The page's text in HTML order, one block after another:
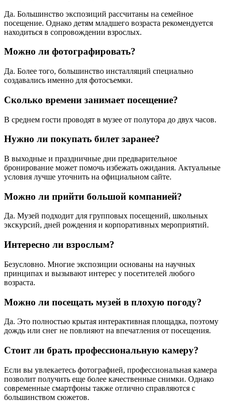
Да. Большинство экспозиций рассчитаны на семейное
посещение. Однако детям младшего возраста рекомендуется
находиться в сопровождении взрослых.
Можно ли фотографировать?
Да. Более того, большинство инсталляций специально
создавались именно для фотосъемки.
Сколько времени занимает посещение?
В среднем гости проводят в музее от полутора до двух часов.
Нужно ли покупать билет заранее?
В выходные и праздничные дни предварительное
бронирование может помочь избежать ожидания. Актуальные
условия лучше уточнить на официальном сайте.
Можно ли прийти большой компанией?
Да. Музей подходит для групповых посещений, школьных
экскурсий, дней рождения и корпоративных мероприятий.
Интересно ли взрослым?
Безусловно. Многие экспозиции основаны на научных
принципах и вызывают интерес у посетителей любого
возраста.
Можно ли посещать музей в плохую погоду?
Да. Это полностью крытая интерактивная площадка, поэтому
дождь или снег не повлияют на впечатления от посещения.
Стоит ли брать профессиональную камеру?
Если вы увлекаетесь фотографией, профессиональная камера
позволит получить еще более качественные снимки. Однако
современные смартфоны также отлично справляются с
большинством сюжетов.